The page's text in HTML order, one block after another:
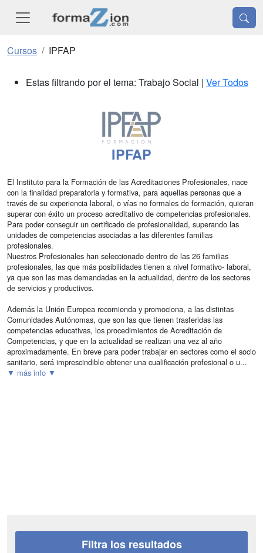
Cursos IPFAP
Estas filtrando por el tema: Trabajo Social | Ver Todos
IPFAP
El Instituto para la Formación de las Acreditaciones Profesionales, nace
con la finalidad preparatoria y formativa, para aquellas personas que a
través de su experiencia laboral, o vías no formales de formación, quieran
superar con éxito un proceso acreditativo de competencias profesionales.
Para poder conseguir un certificado de profesionalidad, superando las
unidades de competencias asociadas a las diferentes familias
profesionales.
Nuestros Profesionales han seleccionado dentro de las 26 familias
profesionales, las que más posibilidades tienen a nivel formativo- laboral,
ya que son las mas demandadas en la actualidad, dentro de los sectores
de servicios y productivos.
Además la Unión Europea recomienda y promociona, a las distintas
Comunidades Autónomas, que son las que tienen trasferidas las
competencias educativas, los procedimientos de Acreditación de
Competencias, y que en la actualidad se realizan una vez al año
aproximadamente. En breve para poder trabajar en sectores como el socio
sanitario, será imprescindible obtener una cualificación profesional o u...
▼ más info ▼
Filtra los resultados